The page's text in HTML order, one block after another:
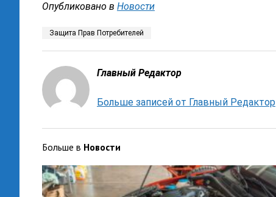
Опубликовано в Новости
Защита Прав Потребителей
Главный Редактор
Больше записей от Главный Редактор
Больше в Новости